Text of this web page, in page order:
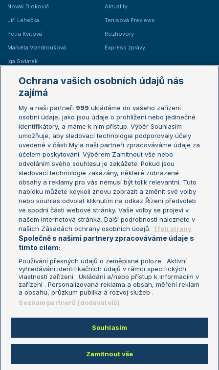
Novak Djokovič
Jiří Lehečka
Petra Kvitová
Markéta Vondroušová
Iga Swiatek
Aktuality
Tenisová Previews
Rozhovory
Express zprávy
Žebříčky
Žebříček ATP (muži)
Žebříček WTA (ženy)
Sázkařský žebříček
Australian Open
French Open
Wimbledon
US Open
Turnaj mistrů
Turnaj mistryň
Aktualní trendy
Fotbalové přestupy
Livesport Daily
LS Prague Open
Podmínky užití
Nastavení soukromí
GDPR a žurnalistika
Reklama
Kontakt
Informace o zpracování osobních
údajů
Copyright © 2008-2026 TenisPortal.cz. Využíváme zpravodajství ČTK.
Ochrana vašich osobních údajů nás
zajímá
My a naši partneři 999 ukládáme do vašeho zařízení
osobní údaje, jako jsou údaje o prohlížení nebo jedinečné
identifikátory, a máme k nim přístup. Výběr Souhlasím
umožňuje, aby sledovací technologie podporovaly účely
uvedené v části My a naši partneři zpracováváme údaje za
účelem poskytování. Výběrem Zamítnout vše nebo
odvoláním svého souhlasu je zakážete. Pokud jsou
sledovací technologie zakázány, některé zobrazené
obsahy a reklamy pro vás nemusí být tolik relevantní. Tuto
nabídku můžete kdykoli znovu zobrazit a změnit své volby
nebo souhlas odvolat kliknutím na odkaz Řízení předvoleb
ve spodní části webové stránky. Vaše volby se projeví v
našem Internetová stránka. Další podrobnosti naleznete v
našich Zásadách ochrany osobních údajů. Třetí strany
Společně s našimi partnery zpracováváme údaje s
tímto cílem:
Používání přesných údajů o zeměpisné poloze . Aktivní
vyhledávání identifikačních údajů v rámci specifických
vlastností zařízení . Ukládání a/nebo přístup k informacím v
zařízení . Personalizovaná reklama a obsah, měření reklam
a obsahu, průzkum publika a rozvoj služeb .
Seznam partnerů (dodavatelů)
Souhlasím
Zamítnout vše